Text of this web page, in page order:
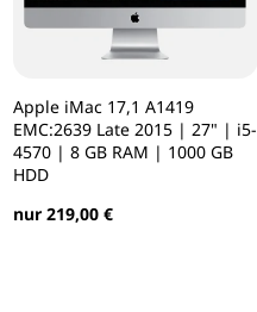
Apple iMac 17,1 A1419
EMC:2639 Late 2015 | 27" | i5-
4570 | 8 GB RAM | 1000 GB
HDD
nur 219,00 €